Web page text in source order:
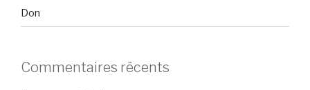
Don
Commentaires récents